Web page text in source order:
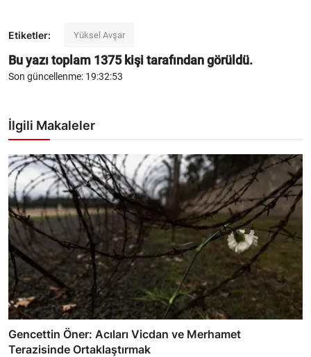
Etiketler: Yüksel Avşar
Bu yazı toplam 1375kişi tarafından görüldü.
Son güncellenme: 19:32:53
İlgili Makaleler
Gencettin Öner: Acıları Vicdan ve Merhamet
Terazisinde Ortaklaştırmak